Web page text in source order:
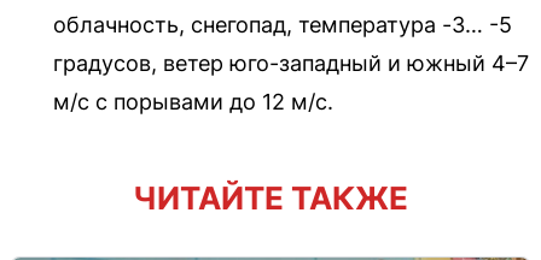
облачность, снегопад, температура -3… -5
градусов, ветер юго-западный и южный 4–7
м/с с порывами до 12 м/с.
ЧИТАЙТЕ ТАКЖЕ